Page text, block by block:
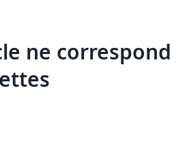
ne correspond